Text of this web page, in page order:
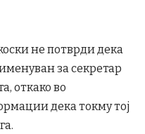
не потврди дека
за секретар
откако во
дека токму тој